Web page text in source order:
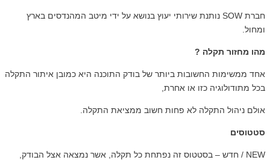
חברת SOW נותנת שירותי יעוץ בנושא על ידי מיטב המהנדסים בארץ
מחזור תקלה ?
ממשימות החשובות ביותר של בודק התוכנה היא כמובן איתור התקלה
מתודולוגיה כזו או אחרת,
ניהול התקלה לא פחות חשוב ממציאת התקלה.
NEW / חדש – בסטטוס זה נפתחת כל תקלה, אשר נמצאה אצל הבודק,